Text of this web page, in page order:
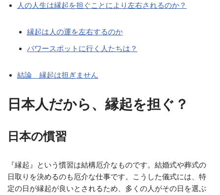
人の人生は縁起を担ぐことにより左右されるのか？
縁起は人の運を左右するのか
パワースポットに行く人たちは？
結論 縁起は担ぎません
日本人だから、縁起を担ぐ？
日本の慣習
『縁起』という慣習は結構厄介なものです。結婚式や葬式の
日取りを決めるのも厄介な仕事です。こうした儀式には、特
定の日が縁起が良いとされるため、多くの人がその日を選ぶ